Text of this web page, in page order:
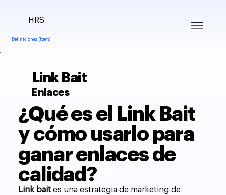
Definiciones (Item)
HRS
Link Bait
Enlaces
¿Qué es el Link Bait
y cómo usarlo para
ganar enlaces de
calidad?
Link bait es una estrategia de marketing de